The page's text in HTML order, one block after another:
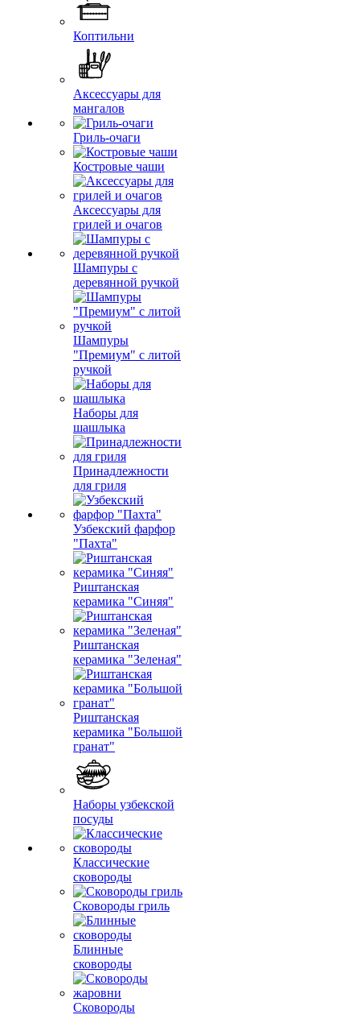
Коптильни
Аксессуары для
мангалов
Гриль-очаги
Костровые чаши
Аксессуары для
грилей и очагов
Шампуры с
деревянной ручкой
Шампуры
"Премиум" с литой
ручкой
Наборы для
шашлыка
Принадлежности
для гриля
Узбекский фарфор
"Пахта"
Риштанская
керамика "Синяя"
Риштанская
керамика "Зеленая"
Риштанская
керамика "Большой
гранат"
Наборы узбекской
посуды
Классические
сковороды
Сковороды гриль
Блинные
сковороды
Сковороды